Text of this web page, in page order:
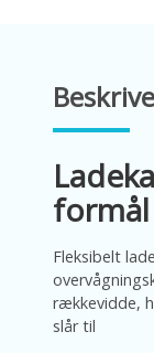
formål
Fleksibelt
rækkevidde,
slår til